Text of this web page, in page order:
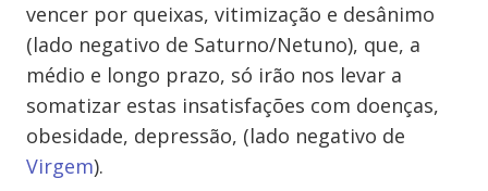
vencer por queixas, vitimização e desânimo
(lado negativo de Saturno/Netuno), que, a
médio e longo prazo, só irão nos levar a
somatizar estas insatisfações com doenças,
obesidade, depressão, (lado negativo de
Virgem).